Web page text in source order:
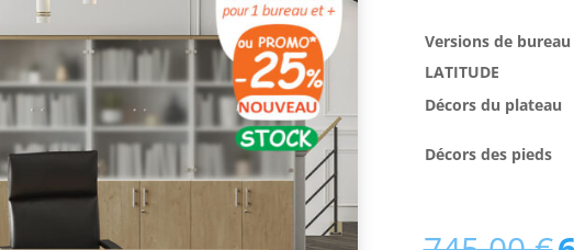
Versions de bureau
LATITUDE
Décors du plateau
Décors des pieds